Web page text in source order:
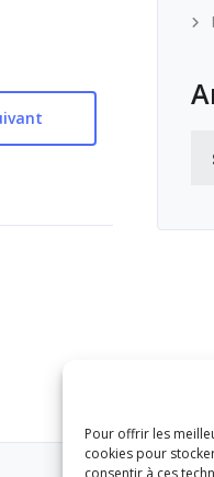
Pour offrir les
cookies pour
consentir à ces